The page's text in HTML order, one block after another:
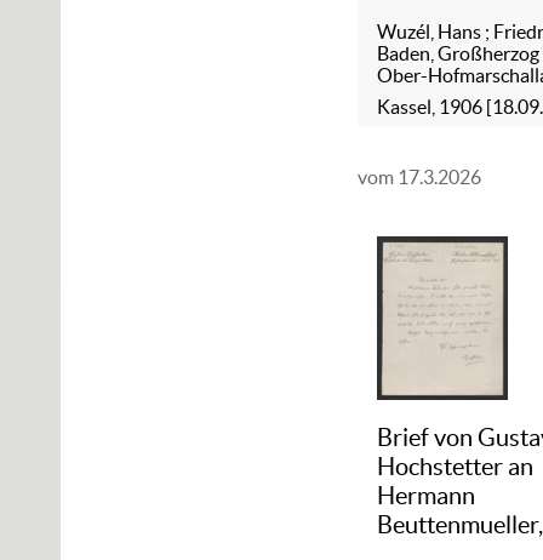
(Karlsruhe),
[18.09.]
Wuzél, Hans ;
Baden, Großherzog
Ober-
Kassel, 1906
vom 17.3.2026
Brief von
Hochstetter an
Hermann
Beuttenmueller,